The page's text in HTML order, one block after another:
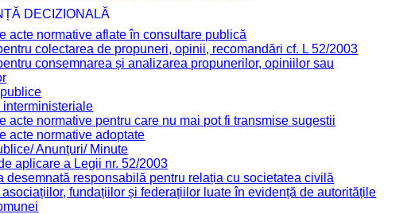
DECIZIONALĂ
acte normative aflate în consultare publică
colectarea de propuneri, opinii, recomandări cf. L 52/2003
consemnarea și analizarea propunerilor, opiniilor sau
acte normative pentru care nu mai pot fi transmise sugestii
acte normative adoptate
Anunțuri/ Minute
aplicare a Legii nr. 52/2003
desemnată responsabilă pentru relația cu societatea civilă
fundațiilor și federațiilor luate în evidență de autoritățile